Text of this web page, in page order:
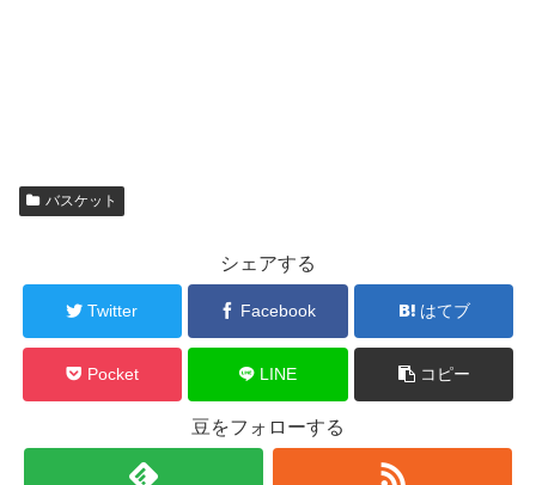
バスケット
シェアする
Twitter Facebook はてブ
Pocket LINE コピー
豆をフォローする